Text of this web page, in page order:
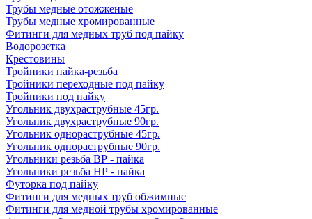
Трубы медные отожженые
Трубы медные хромированные
Фитинги для медных труб под пайку
Водорозетка
Крестовины
Тройники пайка-резьба
Тройники переходные под пайку
Тройники под пайку
Угольник двухраструбные 45гр.
Угольник двухраструбные 90гр.
Угольник однораструбные 45гр.
Угольник однораструбные 90гр.
Угольники резьба ВР - пайка
Угольники резьба НР - пайка
Футорка под пайку
Фитинги для медных труб обжимные
Фитинги для медной трубы хромированные